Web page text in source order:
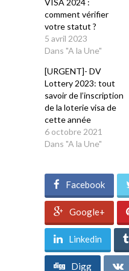
VISA 2024 :
comment vérifier
votre statut ?
5 avril 2023
Dans "A la Une"
[URGENT]- DV
Lottery 2023: tout
savoir de l’inscription
de la loterie visa de
cette année
6 octobre 2021
Dans "A la Une"
Facebook
Google+
Linkedin
Digg